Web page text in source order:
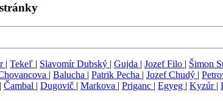
| Tekeľ | Slavomír Dubský | Gujda | Jozef Filo | Šimon
| Balucha | Patrik Pecha | Jozef Chudý |
| Čambal | Dugovič | Markova | Priganc | Egyeg | Kyzúr |